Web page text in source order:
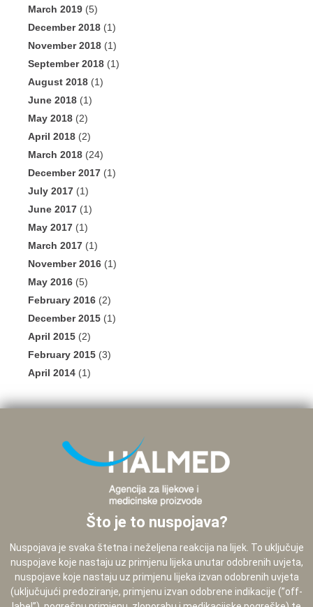
March 2019 (5)
December 2018 (1)
November 2018 (1)
September 2018 (1)
August 2018 (1)
June 2018 (1)
May 2018 (2)
April 2018 (2)
March 2018 (24)
December 2017 (1)
July 2017 (1)
June 2017 (1)
May 2017 (1)
March 2017 (1)
November 2016 (1)
May 2016 (5)
February 2016 (2)
December 2015 (1)
April 2015 (2)
February 2015 (3)
April 2014 (1)
Što je to nuspojava?
Nuspojava je svaka štetna i neželjena reakcija na lijek. To uključuje
nuspojave koje nastaju uz primjenu lijeka unutar odobrenih uvjeta,
nuspojave koje nastaju uz primjenu lijeka izvan odobrenih uvjeta
(uključujući predoziranje, primjenu izvan odobrene indikacije (”off-